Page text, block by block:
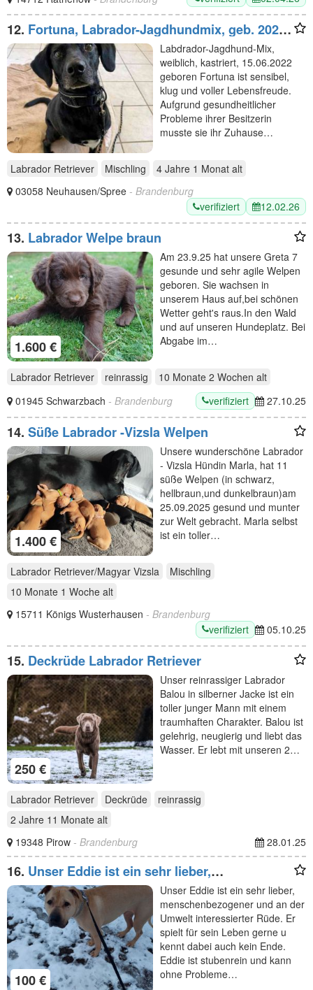
12. Fortuna, Labrador-Jagdhundmix, geb. 2022,
aktives Dreibein, nur als Zweithund zu
vermitteln
Labdrador-Jagdhund-Mix,
weiblich, kastriert, 15.06.2022
geboren Fortuna ist sensibel,
klug und voller Lebensfreude.
Aufgrund gesundheitlicher
Probleme ihrer Besitzerin
musste sie ihr Zuhause…
Labrador Retriever Mischling 4 Jahre 1 Monat alt
03058 Neuhausen/Spree - Brandenburg
verifiziert
12.02.26
13. Labrador Welpe braun
1.600 €
Am 23.9.25 hat unsere Greta 7
gesunde und sehr agile Welpen
geboren. Sie wachsen in
unserem Haus auf,bei schönen
Wetter geht's raus.In den Wald
und auf unseren Hundeplatz. Bei
Abgabe im…
Labrador Retriever reinrassig 10 Monate 2 Wochen alt
01945 Schwarzbach - Brandenburg verifiziert 27.10.25
14. Süße Labrador -Vizsla Welpen
1.400 €
Unsere wunderschöne Labrador
- Vizsla Hündin Marla, hat 11
süße Welpen (in schwarz,
hellbraun,und dunkelbraun)am
25.09.2025 gesund und munter
zur Welt gebracht. Marla selbst
ist ein toller…
Labrador Retriever/Magyar Vizsla
Mischling
10 Monate 1 Woche alt
15711 Königs Wusterhausen - Brandenburg
verifiziert
05.10.25
15. Deckrüde Labrador Retriever
250 €
Unser reinrassiger Labrador
Balou in silberner Jacke ist ein
toller junger Mann mit einem
traumhaften Charakter. Balou ist
gelehrig, neugierig und liebt das
Wasser. Er lebt mit unseren 2…
Labrador Retriever Deckrüde
reinrassig
2 Jahre 11 Monate alt
19348 Pirow - Brandenburg 28.01.25
16. Unser Eddie ist ein sehr lieber,
menschenbezogener und
100 €
Unser Eddie ist ein sehr lieber,
menschenbezogener und an der
Umwelt interessierter Rüde. Er
spielt für sein Leben gerne u
kennt dabei auch kein Ende.
Eddie ist stubenrein und kann
ohne Probleme…